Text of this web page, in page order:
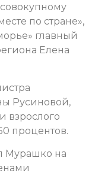
по стране»,
главный
Елена
Русиновой,
взрослого
процентов.
Мурашко на